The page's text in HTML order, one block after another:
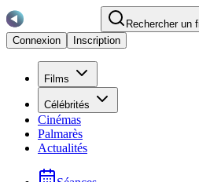
Rechercher un
Connexion
Inscription
Films
Célébrités
Cinémas
Palmarès
Actualités